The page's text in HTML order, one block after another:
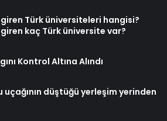
Türk üniversiteleri hangisi?
kaç Türk üniversite var?
Kontrol Altına Alındı
uçağının düştüğü yerleşim yerinden